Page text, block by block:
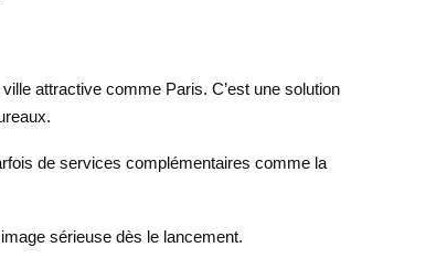
attractive comme Paris. C’est une solution
de services complémentaires comme la
sérieuse dès le lancement.